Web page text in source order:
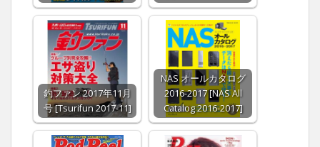
釣ファン 2017年11月
号 [Tsurifun 2017-11]
NAS オールカタログ
2016-2017 [NAS All
Catalog 2016-2017]